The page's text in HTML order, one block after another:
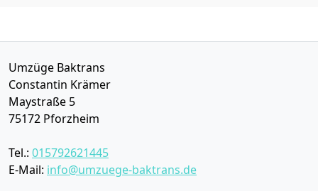
Umzüge Baktrans
Constantin Krämer
Maystraße 5
75172 Pforzheim
Tel.: 015792621445
E-Mail: info@umzuege-baktrans.de